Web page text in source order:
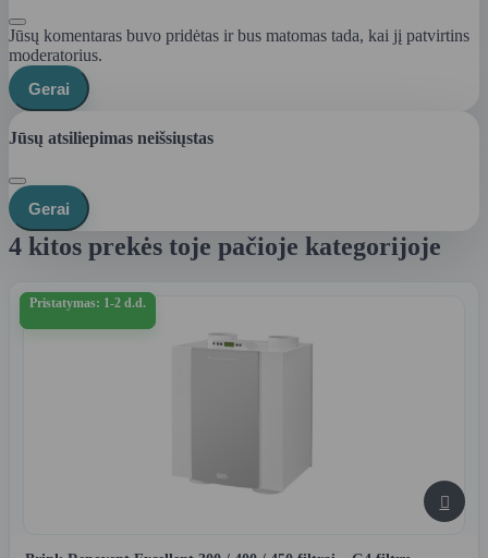
Jūsų komentaras buvo pridėtas ir bus matomas tada, kai jį patvirtins
moderatorius.
Gerai
Jūsų atsiliepimas neišsiųstas
Gerai
4 kitos prekės toje pačioje kategorijoje
Pristatymas: 1-2 d.d.
